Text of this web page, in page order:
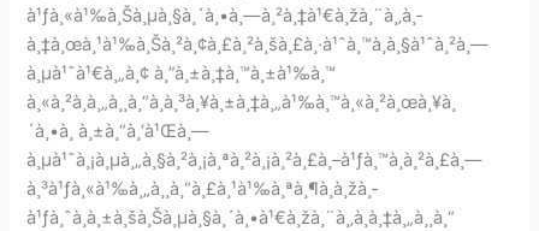
à¹ƒà¸«à¹‰à¸Šà¸µà¸§à¸´à¸•à¸—à¸²à¸‡à¹€à¸žà¸¨à¸‚à¸­
à¸‡à¸œà¸¹à¹‰à¸Šà¸²à¸¢à¸£à¸²à¸šà¸£à¸·à¹ˆà¸™à¸à¸§à¹ˆà¸²à¸—
à¸µà¹ˆà¹€à¸„à¸¢ à¸”à¸±à¸‡à¸™à¸±à¹‰à¸™
à¸«à¸²à¸à¸„à¸¸à¸“à¸à¸³à¸¥à¸±à¸‡à¸„à¹‰à¸™à¸«à¸²à¸œà¸¥à¸
´à¸•à¸ à¸±à¸“à¸‘à¹Œà¸—
à¸µà¹ˆà¸¡à¸µà¸„à¸§à¸²à¸¡à¸ªà¸²à¸¡à¸²à¸£à¸–à¹ƒà¸™à¸à¸²à¸£à¸—
à¸³à¹ƒà¸«à¹‰à¸„à¸¸à¸“à¸£à¸¹à¹‰à¸ªà¸¶à¸à¸žà¸­
à¹ƒà¸ˆà¸à¸±à¸šà¸Šà¸µà¸§à¸´à¸•à¹€à¸žà¸¨à¸‚à¸­à¸‡à¸„à¸¸à¸“